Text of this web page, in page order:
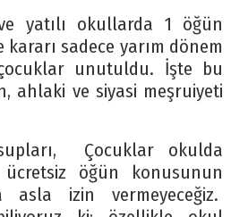
yatılı okullarda 1 öğün
sadece yarım dönem
unutuldu. İşte bu
ahlaki ve siyasi meşruiyeti
Çocuklar okulda
ücretsiz öğün konusunun
asla izin vermeyeceğiz.